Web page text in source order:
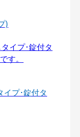
)
イプ･錠付タ